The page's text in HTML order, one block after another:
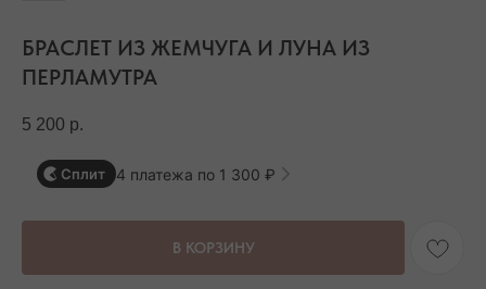
БРАСЛЕТ ИЗ ЖЕМЧУГА И ЛУНА ИЗ
ПЕРЛАМУТРА
5 200 р.
Сплит 4 платежа по 1 300 ₽
В КОРЗИНУ